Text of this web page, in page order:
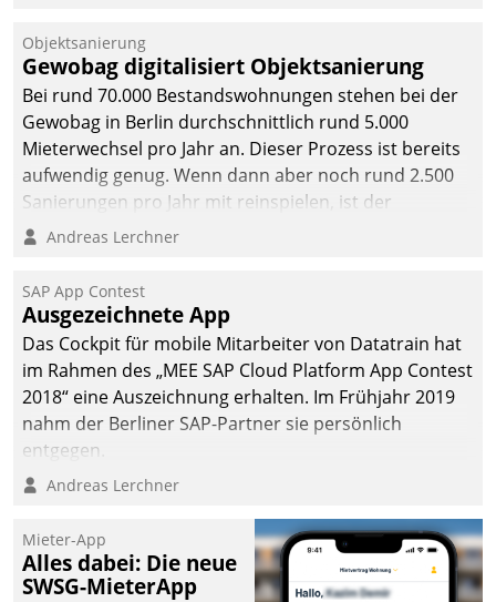
Unternehmen.
Objektsanierung
Gewobag digitalisiert Objektsanierung
Bei rund 70.000 Bestandswohnungen stehen bei der
Gewobag in Berlin durchschnittlich rund 5.000
Mieterwechsel pro Jahr an. Dieser Prozess ist bereits
aufwendig genug. Wenn dann aber noch rund 2.500
Sanierungen pro Jahr mit reinspielen, ist der
Betreuungs- und Organisationsaufwand immens. Im
kommunale Wohnungsbauunternehmen daher
gemeinsam mit der Berliner Datatrain GmbH den
Teilprozess der Objektsanierung digitalisiert.
Andreas Lerchner
SAP App Contest
Ausgezeichnete App
Das Cockpit für mobile Mitarbeiter von Datatrain hat
im Rahmen des „MEE SAP Cloud Platform App Contest
2018“ eine Auszeichnung erhalten. Im Frühjahr 2019
nahm der Berliner SAP-Partner sie persönlich
entgegen.
Andreas Lerchner
Mieter-App
Alles dabei: Die neue
SWSG-MieterApp